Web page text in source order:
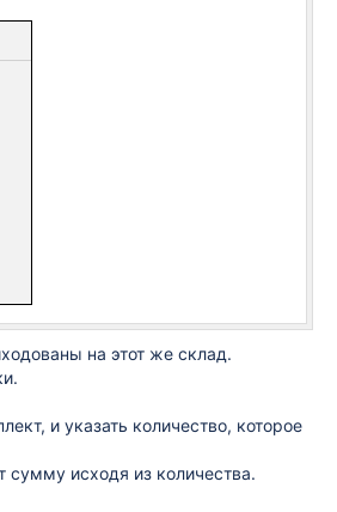
на этот же склад.
и указать количество, которое
исходя из количества.